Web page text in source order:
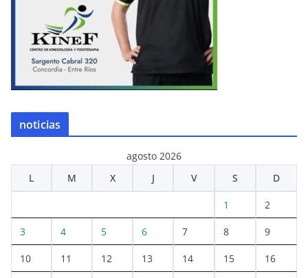
noticias
agosto 2026
L
M X J V S D
1 2
3 4 5 6 7 8 9
10 11 12 13 14 15 16